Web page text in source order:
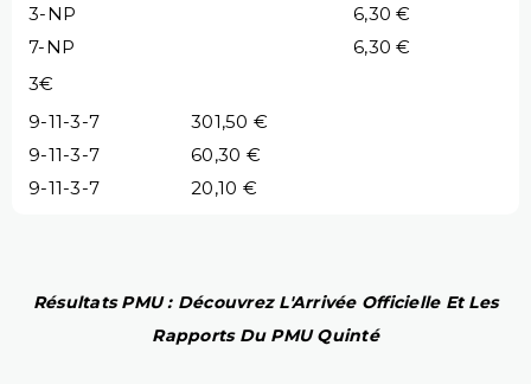
3-NP
6,30 €
7-NP
6,30 €
3€
9-11-3-7
301,50 €
9-11-3-7
60,30 €
9-11-3-7
20,10 €
Résultats PMU : Découvrez L'Arrivée Officielle Et Les
Rapports Du PMU Quinté